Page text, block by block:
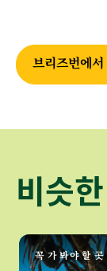
브리즈번에
비슷
꼭 가 봐야 할 곳